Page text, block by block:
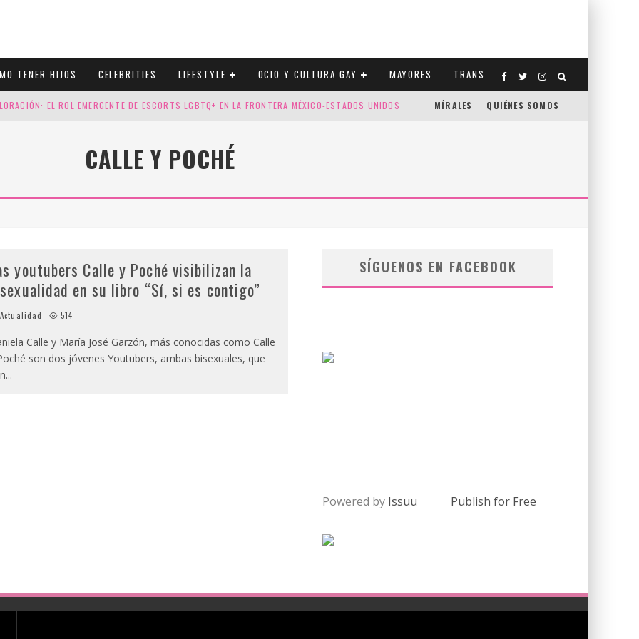
TENER HIJOS CELEBRITIES LIFESTYLE OCIO Y CULTURA GAY MAYORES TRANS
EL ROL EMERGENTE DE ESCORTS LGBTQ+ EN LA FRONTERA MÉXICO-ESTADOS UNIDOS
CUATRO SELLOS QUE HONRAN LA HISTORIA LGTB
MÍRALES QUIÉNES SOMOS
CALLE Y POCHÉ
youtubers Calle y Poché visibilizan la
en su libro “Sí, si es contigo”
Actualidad 514
Calle y María José Garzón, más conocidas como Calle
son dos jóvenes Youtubers, ambas bisexuales, que
...
SÍGUENOS EN FACEBOOK
Powered by Issuu Publish for Free